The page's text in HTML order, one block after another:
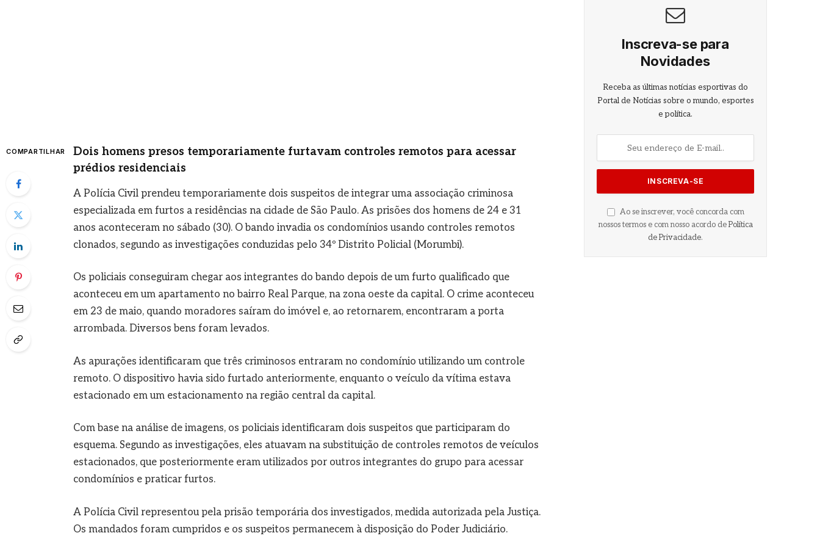
COMPARTILHAR
Dois homens presos temporariamente furtavam controles remotos para acessar
prédios residenciais
A Polícia Civil prendeu temporariamente dois suspeitos de integrar uma associação criminosa
especializada em furtos a residências na cidade de São Paulo. As prisões dos homens de 24 e 31
anos aconteceram no sábado (30). O bando invadia os condomínios usando controles remotos
clonados, segundo as investigações conduzidas pelo 34º Distrito Policial (Morumbi).
Os policiais conseguiram chegar aos integrantes do bando depois de um furto qualificado que
aconteceu em um apartamento no bairro Real Parque, na zona oeste da capital. O crime aconteceu
em 23 de maio, quando moradores saíram do imóvel e, ao retornarem, encontraram a porta
arrombada. Diversos bens foram levados.
As apurações identificaram que três criminosos entraram no condomínio utilizando um controle
remoto. O dispositivo havia sido furtado anteriormente, enquanto o veículo da vítima estava
estacionado em um estacionamento na região central da capital.
Com base na análise de imagens, os policiais identificaram dois suspeitos que participaram do
esquema. Segundo as investigações, eles atuavam na substituição de controles remotos de veículos
estacionados, que posteriormente eram utilizados por outros integrantes do grupo para acessar
condomínios e praticar furtos.
A Polícia Civil representou pela prisão temporária dos investigados, medida autorizada pela Justiça.
Os mandados foram cumpridos e os suspeitos permanecem à disposição do Poder Judiciário.
Inscreva-se para
Novidades
Receba as últimas notícias esportivas do
Portal de Notícias sobre o mundo, esportes
e política.
Ao se inscrever, você concorda com
nossos termos e com nosso acordo de Política
de Privacidade.